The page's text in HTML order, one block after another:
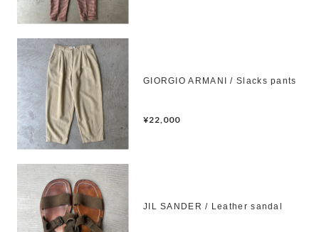
GIORGIO ARMANI / Slacks pants
¥22,000
JIL SANDER / Leather sandal